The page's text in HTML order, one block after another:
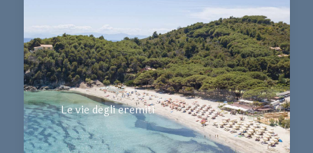
Le vie degli eremiti